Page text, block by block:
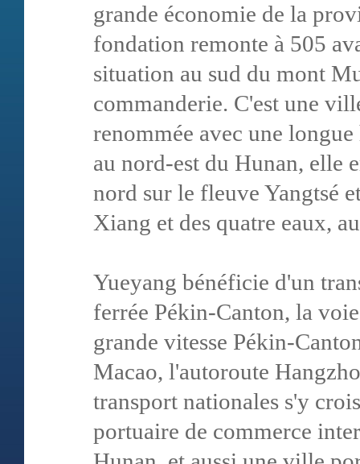
grande économie de la
fondation remonte à 505
situation au sud du mont
commanderie. C'est une
renommée avec une
au nord-est du Hunan, elle
nord sur le fleuve Yangtsé
Xiang et des quatre eaux,
Yueyang bénéficie d'un
ferrée Pékin-Canton, la
grande vitesse Pékin-
Macao, l'autoroute
transport nationales s'y
portuaire de commerce